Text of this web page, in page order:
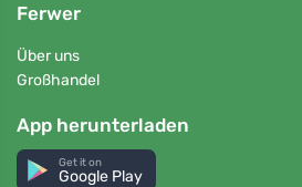
Ferwer
Über uns
Großhandel
App herunterladen
Get it on
Google Play